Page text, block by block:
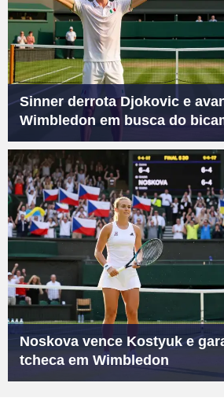
Sinner derrota Djokovic e
Wimbledon em busca do
Noskova vence Kostyuk e
tcheca em Wimbledon